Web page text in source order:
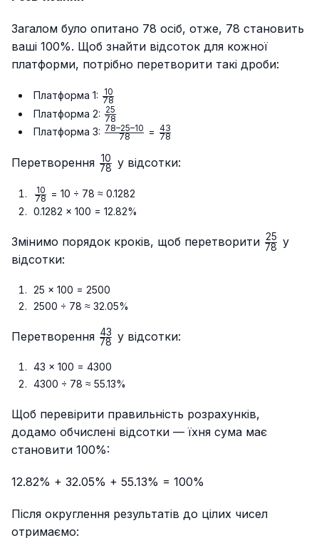
Загалом було опитано 78 осіб, отже, 78 становить
ваші 100%. Щоб знайти відсоток для кожної
платформи, потрібно перетворити такі дроби:
Платформа 1: \frac{10}
{78}
78
10
Платформа 2: \frac{25}
{78}
78
25
Платформа 3: \frac{78
10}{78}
78
78–25–10 = \frac{43}
78
43
Перетворення \frac{10}
78
10 у відсотки:
\frac{10}
{78}
78
10
= 10 ÷ 78 ≈ 0.1282
0.1282 × 100 = 12.82%
Змінимо порядок кроків, щоб перетворити 78
25 у
відсотки:
25 × 100 = 2500
2500 ÷ 78 ≈ 32.05%
Перетворення \frac{43}
78
43 у відсотки:
43 × 100 = 4300
4300 ÷ 78 ≈ 55.13%
Щоб перевірити правильність розрахунків,
додамо обчислені відсотки — їхня сума має
становити 100%:
12.82% + 32.05% + 55.13% = 100%
Після округлення результатів до цілих чисел
отримаємо: